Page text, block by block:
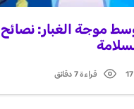
موجة الغبار: نصائح
Read
time
قراءة 7 دقائق